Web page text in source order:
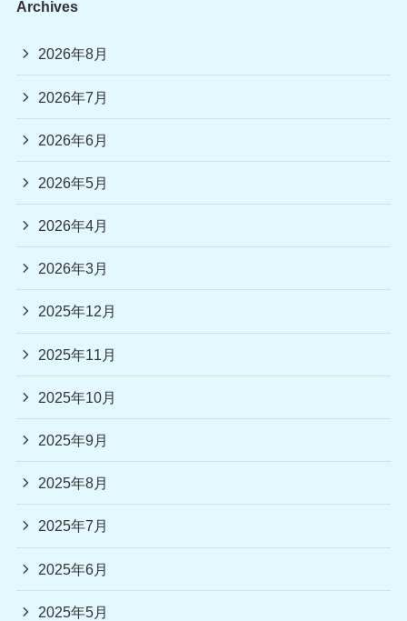
Archives
2026年8月
2026年7月
2026年6月
2026年5月
2026年4月
2026年3月
2025年12月
2025年11月
2025年10月
2025年9月
2025年8月
2025年7月
2025年6月
2025年5月